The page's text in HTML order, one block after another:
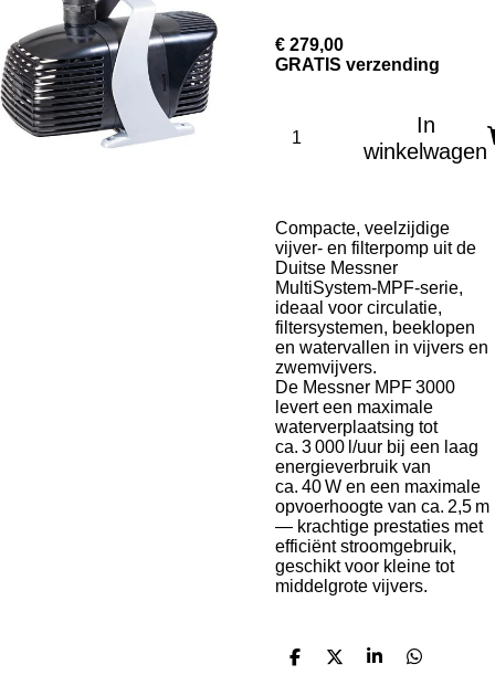
€ 279,00
GRATIS verzending
In
winkelwagen
Compacte, veelzijdige
vijver‑ en filterpomp uit de
Duitse Messner
MultiSystem‑MPF‑serie,
ideaal voor circulatie,
filtersystemen, beeklopen
en watervallen in vijvers en
zwemvijvers.
De Messner MPF 3000
levert een maximale
waterverplaatsing tot
ca. 3 000 l/uur bij een laag
energieverbruik van
ca. 40 W en een maximale
opvoerhoogte van ca. 2,5 m
— krachtige prestaties met
efficiënt stroomgebruik,
geschikt voor kleine tot
middelgrote vijvers.
D
D
S
D